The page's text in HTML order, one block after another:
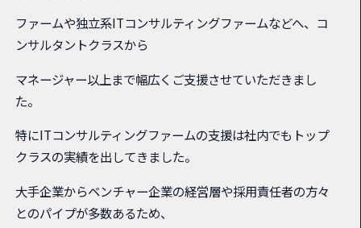
ファームや独立系ITコンサルティングファームなどへ、コ
ンサルタントクラスから
マネージャー以上まで幅広くご支援させていただきまし
た。
特にITコンサルティングファームの支援は社内でもトップ
クラスの実績を出してきました。
大手企業からベンチャー企業の経営層や採用責任者の方々
とのパイプが多数あるため、